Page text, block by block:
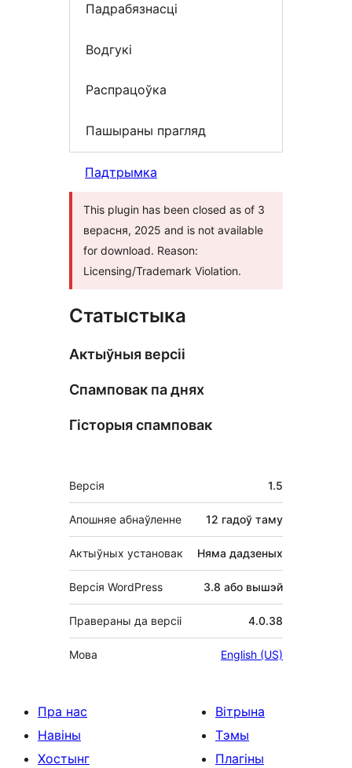
Падрабязнасці
Водгукі
Распрацоўка
Пашыраны прагляд
Падтрымка
This plugin has been closed as of 3
верасня, 2025 and is not available
for download. Reason:
Licensing/Trademark Violation.
Статыстыка
Актыўныя версіі
Спамповак па днях
Гісторыя спамповак
Мета
Версія 1.5
Апошняе абнаўленне 12 гадоў таму
Актыўных установак Няма дадзеных
Версія WordPress 3.8 або вышэй
Правераны да версіі 4.0.38
Мова English (US)
Пра нас
Навіны
Хостынг
Вітрына
Тэмы
Плагіны